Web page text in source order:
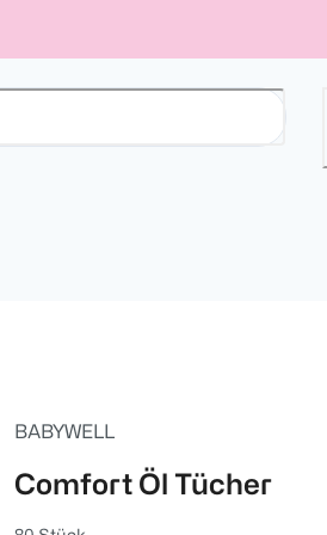
BABYWELL
Comfort Öl Tücher